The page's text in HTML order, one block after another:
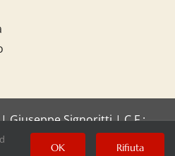
Giuseppe Signoritti | C.F.:
OK Rifiuta